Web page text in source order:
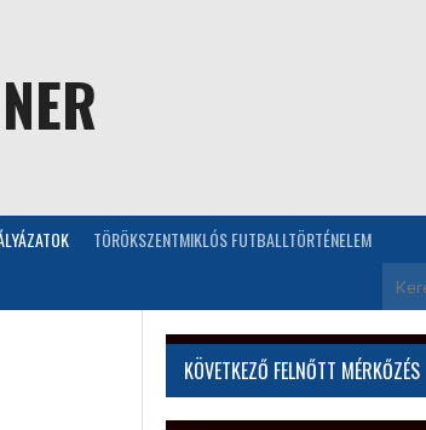
TÖRÖKSZENTMIKLÓS FUTBALLTÖRTÉNELEM
KÖVETKEZŐ FELNŐTT MÉRKŐZÉS